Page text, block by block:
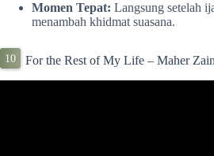
Momen Tepat: Langsung setelah
menambah khidmat suasana.
For the Rest of My Life – Maher Zain